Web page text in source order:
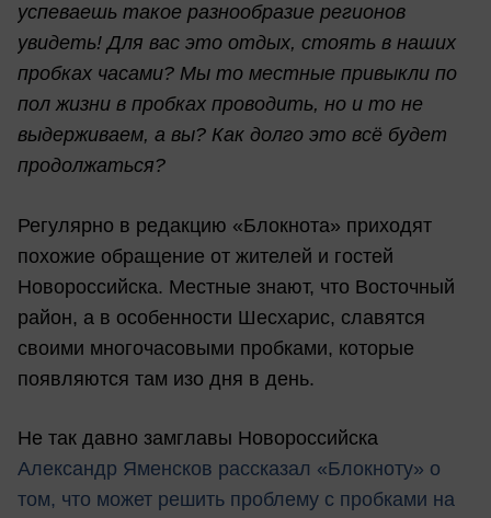
успеваешь такое разнообразие регионов
увидеть! Для вас это отдых, стоять в наших
пробках часами? Мы то местные привыкли по
пол жизни в пробках проводить, но и то не
выдерживаем, а вы? Как долго это всё будет
продолжаться?
Регулярно в редакцию «Блокнота» приходят
похожие обращение от жителей и гостей
Новороссийска. Местные знают, что Восточный
район, а в особенности Шесхарис, славятся
своими многочасовыми пробками, которые
появляются там изо дня в день.
Не так давно замглавы Новороссийска
Александр Яменсков рассказал «Блокноту» о
том, что может решить проблему с пробками на